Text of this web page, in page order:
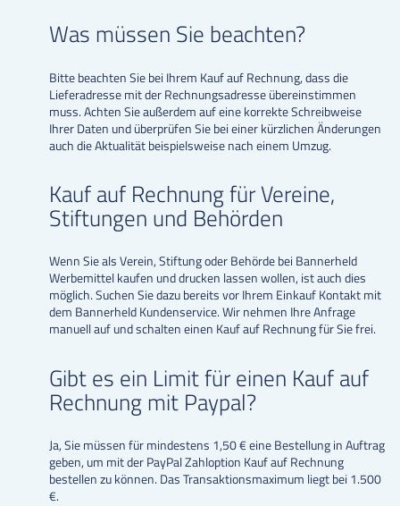
Was müssen Sie beachten?
Bitte beachten Sie bei Ihrem Kauf auf Rechnung, dass die
Lieferadresse mit der Rechnungsadresse übereinstimmen
muss. Achten Sie außerdem auf eine korrekte Schreibweise
Ihrer Daten und überprüfen Sie bei einer kürzlichen Änderungen
auch die Aktualität beispielsweise nach einem Umzug.
Kauf auf Rechnung für Vereine,
Stiftungen und Behörden
Wenn Sie als Verein, Stiftung oder Behörde bei Bannerheld
Werbemittel kaufen und drucken lassen wollen, ist auch dies
möglich. Suchen Sie dazu bereits vor Ihrem Einkauf Kontakt mit
dem Bannerheld Kundenservice. Wir nehmen Ihre Anfrage
manuell auf und schalten einen Kauf auf Rechnung für Sie frei.
Gibt es ein Limit für einen Kauf auf
Rechnung mit Paypal?
Ja, Sie müssen für mindestens 1,50 € eine Bestellung in Auftrag
geben, um mit der PayPal Zahloption Kauf auf Rechnung
bestellen zu können. Das Transaktionsmaximum liegt bei 1.500
€.